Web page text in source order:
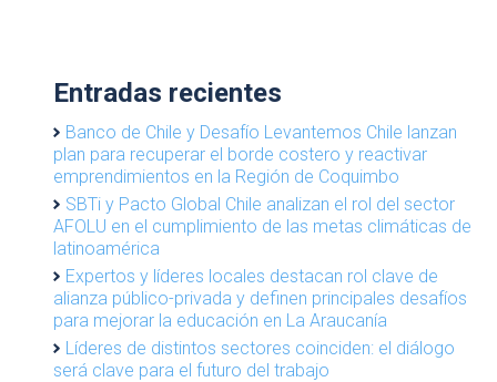
Entradas recientes
Banco de Chile y Desafío Levantemos Chile lanzan
plan para recuperar el borde costero y reactivar
emprendimientos en la Región de Coquimbo
SBTi y Pacto Global Chile analizan el rol del sector
AFOLU en el cumplimiento de las metas climáticas de
latinoamérica
Expertos y líderes locales destacan rol clave de
alianza público-privada y definen principales desafíos
para mejorar la educación en La Araucanía
Líderes de distintos sectores coinciden: el diálogo
será clave para el futuro del trabajo